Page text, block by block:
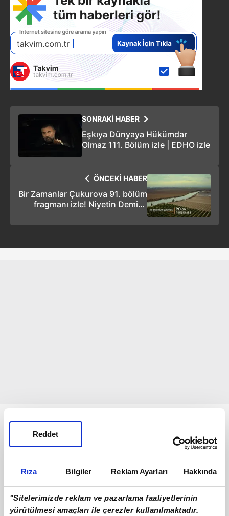
Rıza Bilgiler Reklam Ayarları Hakkında
"Sitelerimizde reklam ve pazarlama faaliyetlerinin
yürütülmesi amaçları ile çerezler kullanılmaktadır.
Reddet
SONRAKİ HABER
Eşkıya Dünyaya Hükümdar
Olmaz 111. Bölüm izle | EDHO izle
ÖNCEKİ HABER
Bir Zamanlar Çukurova 91. bölüm
fragmanı izle! Niyetin Demir'e
Bunlar da Var